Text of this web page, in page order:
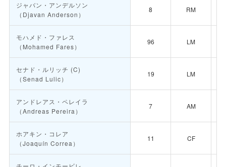
ジャバン・アンデルソン
（Djavan Anderson）
8 RM
モハメド・ファレス
（Mohamed Fares）
96 LM
セナド・ルリッチ (C)
（Senad Lulic）
19 LM
アンドレアス・ペレイラ
（Andreas Pereira）
7 AM
ホアキン・コレア
（Joaquín Correa）
11 CF